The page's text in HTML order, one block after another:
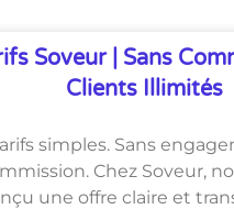
Soveur | Sans
Clients Illimités
simples. Sans
Chez Soveur,
une offre claire et